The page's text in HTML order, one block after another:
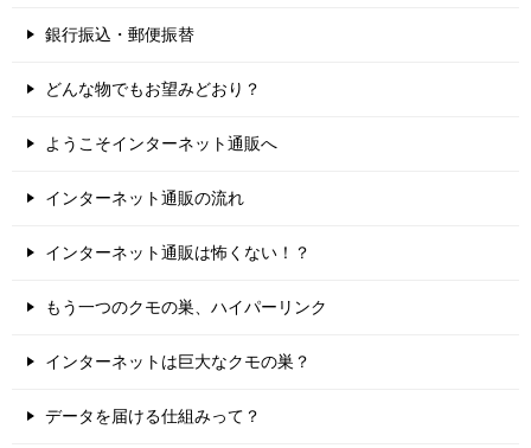
銀行振込・郵便振替
どんな物でもお望みどおり？
ようこそインターネット通販へ
インターネット通販の流れ
インターネット通販は怖くない！？
もう一つのクモの巣、ハイパーリンク
インターネットは巨大なクモの巣？
データを届ける仕組みって？